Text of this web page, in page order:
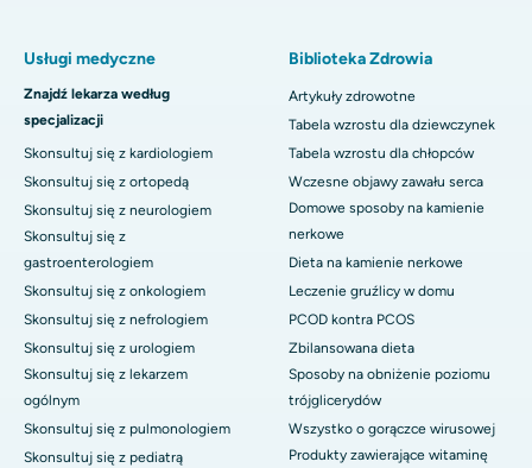
Usługi medyczne
Znajdź lekarza według
specjalizacji
Skonsultuj się z kardiologiem
Skonsultuj się z ortopedą
Skonsultuj się z neurologiem
Skonsultuj się z
gastroenterologiem
Skonsultuj się z onkologiem
Skonsultuj się z nefrologiem
Skonsultuj się z urologiem
Skonsultuj się z lekarzem
ogólnym
Skonsultuj się z pulmonologiem
Skonsultuj się z pediatrą
Biblioteka Zdrowia
Artykuły zdrowotne
Tabela wzrostu dla dziewczynek
Tabela wzrostu dla chłopców
Wczesne objawy zawału serca
Domowe sposoby na kamienie
nerkowe
Dieta na kamienie nerkowe
Leczenie gruźlicy w domu
PCOD kontra PCOS
Zbilansowana dieta
Sposoby na obniżenie poziomu
trójglicerydów
Wszystko o gorączce wirusowej
Produkty zawierające witaminę